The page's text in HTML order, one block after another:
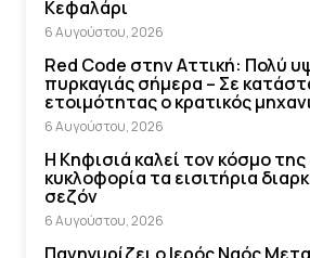
Κεφαλάρι
6 Αυγούστου, 2026
Red Code στην Αττική: Πολύ
πυρκαγιάς σήμερα – Σε
ετοιμότητας ο κρατικός
6 Αυγούστου, 2026
Η Κηφισιά καλεί τον κόσμο
κυκλοφορία τα εισιτήρια
σεζόν
6 Αυγούστου, 2026